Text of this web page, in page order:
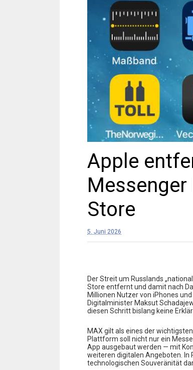
Apple
Store
5. Juni 2026
Der Streit um Russlands
Store entfernt und damit nach
Millionen Nutzer von iPhones
Digitalminister Maksut
diesen Schritt bislang keine
MAX gilt als eines der
Plattform soll nicht nur ein
App ausgebaut werden — mit
weiteren digitalen Angeboten. In
technologischen Souveränität